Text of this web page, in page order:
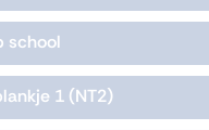
school
1 (NT2)